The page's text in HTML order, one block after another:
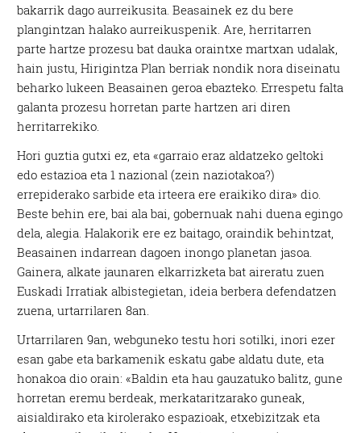
bakarrik dago aurreikusita. Beasainek ez du bere
plangintzan halako aurreikuspenik. Are, herritarren
parte hartze prozesu bat dauka oraintxe martxan udalak,
hain justu, Hirigintza Plan berriak nondik nora diseinatu
beharko lukeen Beasainen geroa ebazteko. Errespetu falta
galanta prozesu horretan parte hartzen ari diren
herritarrekiko.
Hori guztia gutxi ez, eta «garraio eraz aldatzeko geltoki
edo estazioa eta 1 nazional (zein naziotakoa?)
errepiderako sarbide eta irteera ere eraikiko dira» dio.
Beste behin ere, bai ala bai, gobernuak nahi duena egingo
dela, alegia. Halakorik ere ez baitago, oraindik behintzat,
Beasainen indarrean dagoen inongo planetan jasoa.
Gainera, alkate jaunaren elkarrizketa bat aireratu zuen
Euskadi Irratiak albistegietan, ideia berbera defendatzen
zuena, urtarrilaren 8an.
Urtarrilaren 9an, webguneko testu hori sotilki, inori ezer
esan gabe eta barkamenik eskatu gabe aldatu dute, eta
honakoa dio orain: «Baldin eta hau gauzatuko balitz, gune
horretan eremu berdeak, merkataritzarako guneak,
aisialdirako eta kirolerako espazioak, etxebizitzak eta